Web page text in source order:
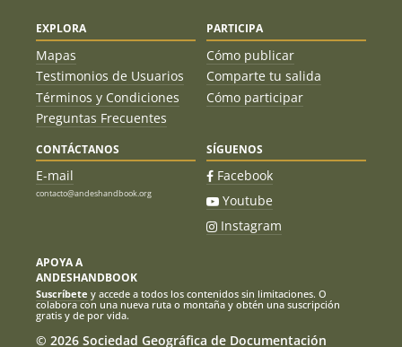
EXPLORA
Mapas
Testimonios de Usuarios
Términos y Condiciones
Preguntas Frecuentes
PARTICIPA
Cómo publicar
Comparte tu salida
Cómo participar
CONTÁCTANOS
E-mail
contacto@andeshandbook.org
SÍGUENOS
Facebook
Youtube
Instagram
APOYA A
ANDESHANDBOOK
Suscríbete y accede a todos los contenidos sin limitaciones. O
colabora con una nueva ruta o montaña y obtén una suscripción
gratis y de por vida.
© 2026 Sociedad Geográfica de Documentación